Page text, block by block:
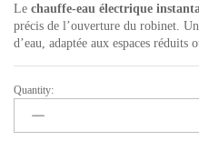
Le chauffe-eau électrique
précis de l’ouverture du robinet.
d’eau, adaptée aux espaces réduits
Chauffe-
électrique
Quantity: